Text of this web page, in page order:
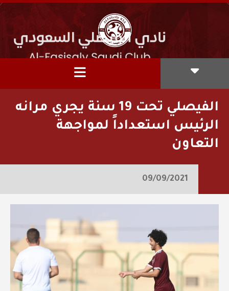
‏⁧الفيصلي‬⁩ تحت 19 سنة يجري مرانه
الرئيس استعداداً لمواجهة
التعاون
09/09/2021